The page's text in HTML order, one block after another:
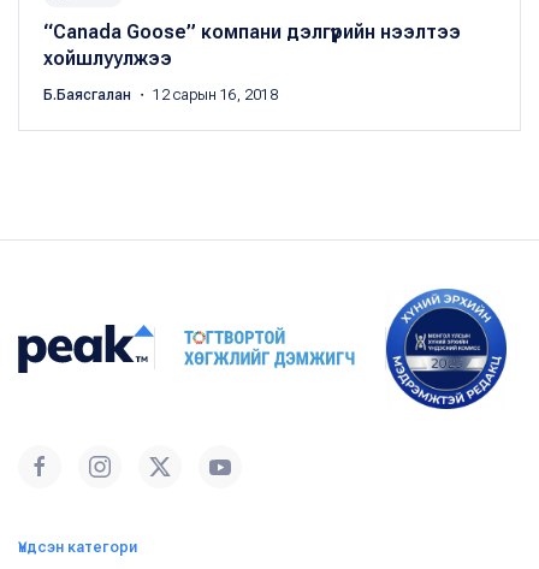
“Canada Goose” компани дэлгүүрийн нээлтээ
хойшлуулжээ
Б.Баясгалан ・ 12 сарын 16, 2018
Үндсэн категори